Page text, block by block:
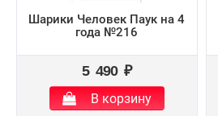
Шарики Человек Паук на 4
года №216
5 490 ₽
В корзину